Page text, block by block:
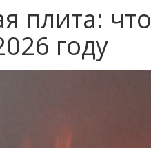
плита: что
году